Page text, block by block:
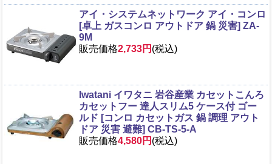
アイ・システムネットワーク アイ・コンロ
[卓上 ガスコンロ アウトドア 鍋 災害] ZA-
9M
販売価格2,733円 (税込)
Iwatani イワタニ 岩谷産業 カセットこんろ
カセットフー 達人スリム5 ケース付 ゴー
ルド [コンロ カセットガス 鍋 調理 アウト
ドア 災害 避難] CB-TS-5-A
販売価格4,580円 (税込)